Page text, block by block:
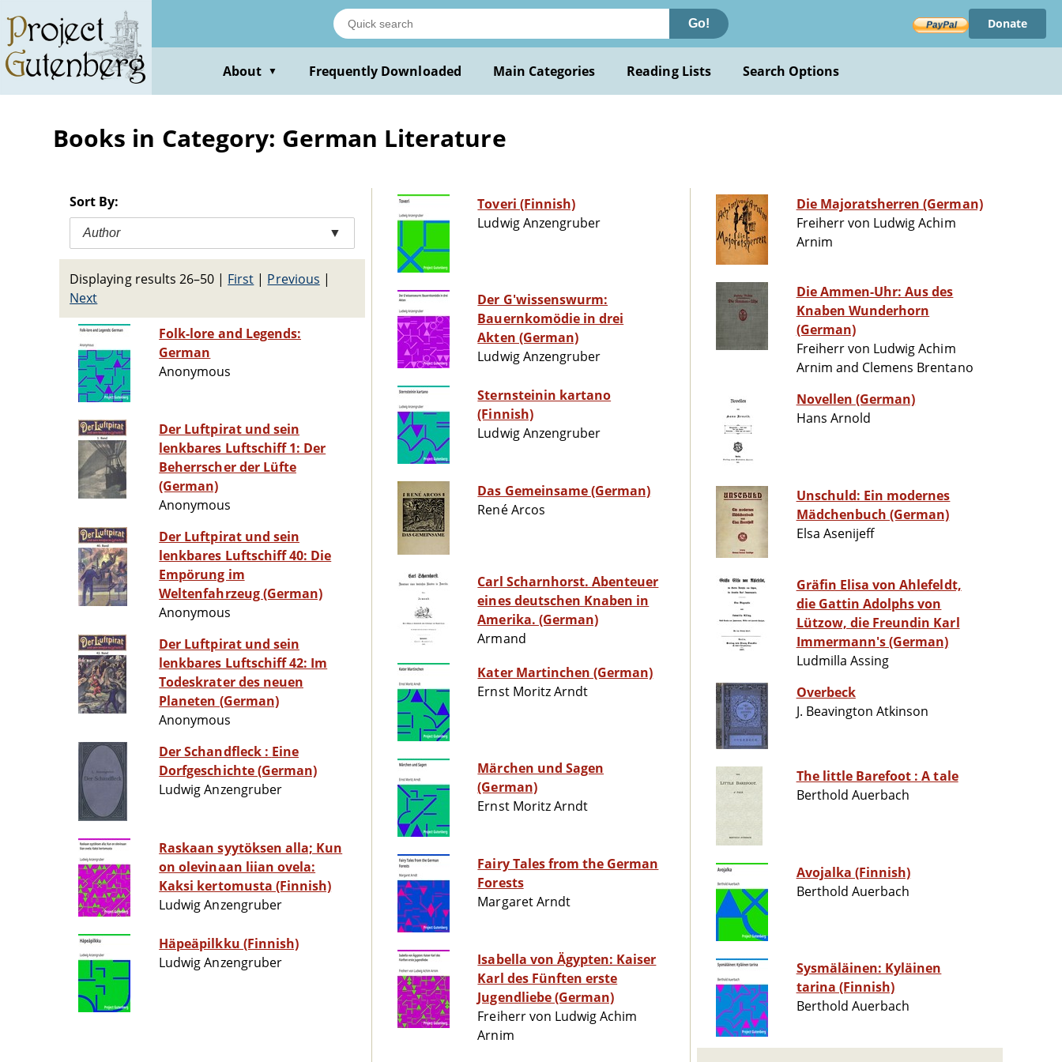
main
content
Go! Donate
About ▼ Frequently Downloaded Main Categories Reading Lists Search Options
Books in Category: German Literature
Sort By:
Author ▼
Displaying results 26–50 | First | Previous |
Next
Folk-lore and Legends:
German
Anonymous
Der Luftpirat und sein
lenkbares Luftschiff 1: Der
Beherrscher der Lüfte
(German)
Anonymous
Der Luftpirat und sein
lenkbares Luftschiff 40: Die
Empörung im
Weltenfahrzeug (German)
Anonymous
Der Luftpirat und sein
lenkbares Luftschiff 42: Im
Todeskrater des neuen
Planeten (German)
Anonymous
Der Schandfleck : Eine
Dorfgeschichte (German)
Ludwig Anzengruber
Raskaan syytöksen alla; Kun
on olevinaan liian ovela:
Kaksi kertomusta (Finnish)
Ludwig Anzengruber
Häpeäpilkku (Finnish)
Ludwig Anzengruber
Toveri (Finnish)
Ludwig Anzengruber
Der G'wissenswurm:
Bauernkomödie in drei
Akten (German)
Ludwig Anzengruber
Sternsteinin kartano
(Finnish)
Ludwig Anzengruber
Das Gemeinsame (German)
René Arcos
Carl Scharnhorst. Abenteuer
eines deutschen Knaben in
Amerika. (German)
Armand
Kater Martinchen (German)
Ernst Moritz Arndt
Märchen und Sagen
(German)
Ernst Moritz Arndt
Fairy Tales from the German
Forests
Margaret Arndt
Isabella von Ägypten: Kaiser
Karl des Fünften erste
Jugendliebe (German)
Freiherr von Ludwig Achim
Arnim
Die Majoratsherren (German)
Freiherr von Ludwig Achim
Arnim
Die Ammen-Uhr: Aus des
Knaben Wunderhorn
(German)
Freiherr von Ludwig Achim
Arnim and Clemens Brentano
Novellen (German)
Hans Arnold
Unschuld: Ein modernes
Mädchenbuch (German)
Elsa Asenijeff
Gräfin Elisa von Ahlefeldt,
die Gattin Adolphs von
Lützow, die Freundin Karl
Immermann's (German)
Ludmilla Assing
Overbeck
J. Beavington Atkinson
The little Barefoot : A tale
Berthold Auerbach
Avojalka (Finnish)
Berthold Auerbach
Sysmäläinen: Kyläinen
tarina (Finnish)
Berthold Auerbach